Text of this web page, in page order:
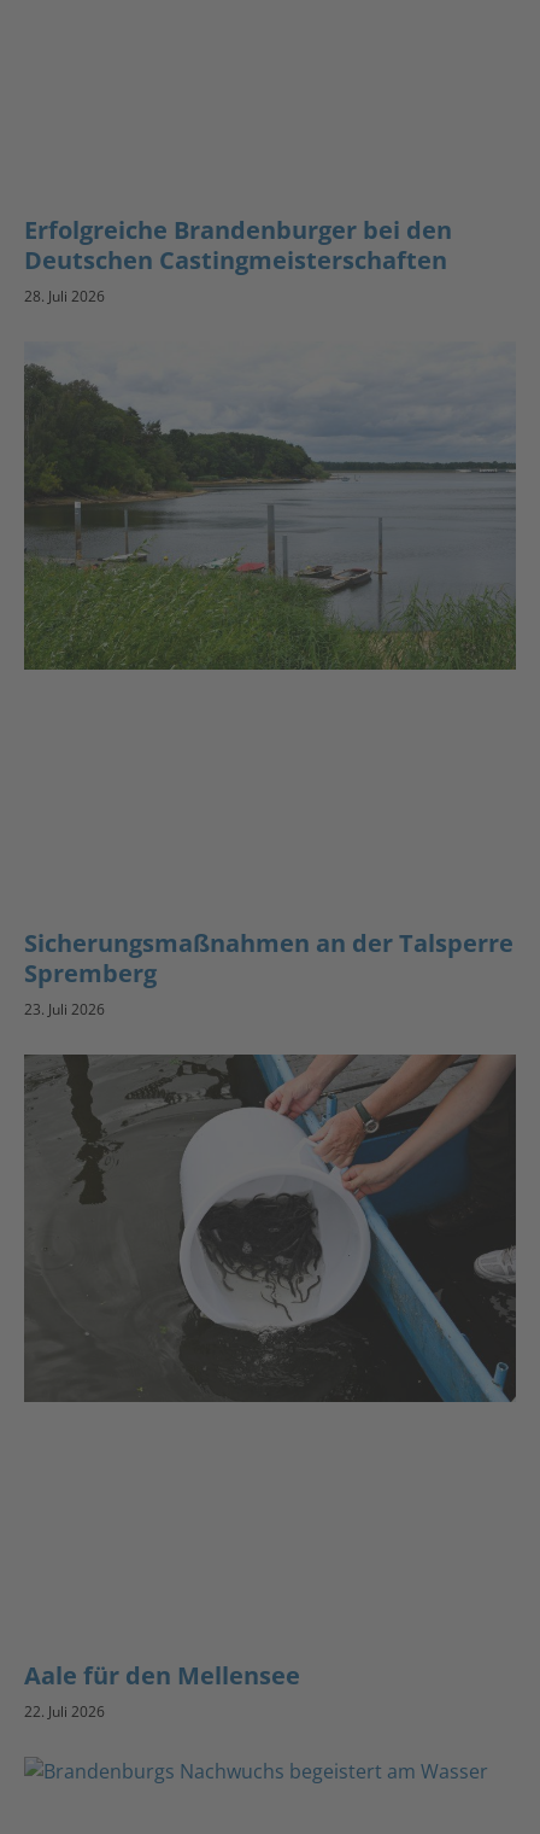
Erfolgreiche Brandenburger bei den
Deutschen Castingmeisterschaften
28. Juli 2026
Sicherungsmaßnahmen an der Talsperre
Spremberg
23. Juli 2026
Aale für den Mellensee
22. Juli 2026